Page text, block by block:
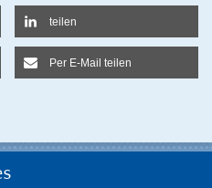
teilen
Per E-Mail teilen